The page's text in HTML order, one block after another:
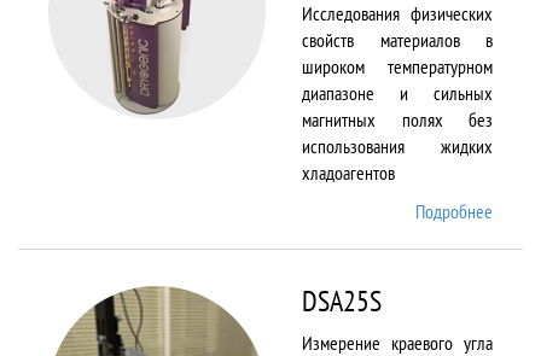
Исследования физических
свойств материалов в
широком температурном
диапазоне и сильных
магнитных полях без
использования жидких
хладоагентов
Подробнее
DSA25S
Измерение краевого угла